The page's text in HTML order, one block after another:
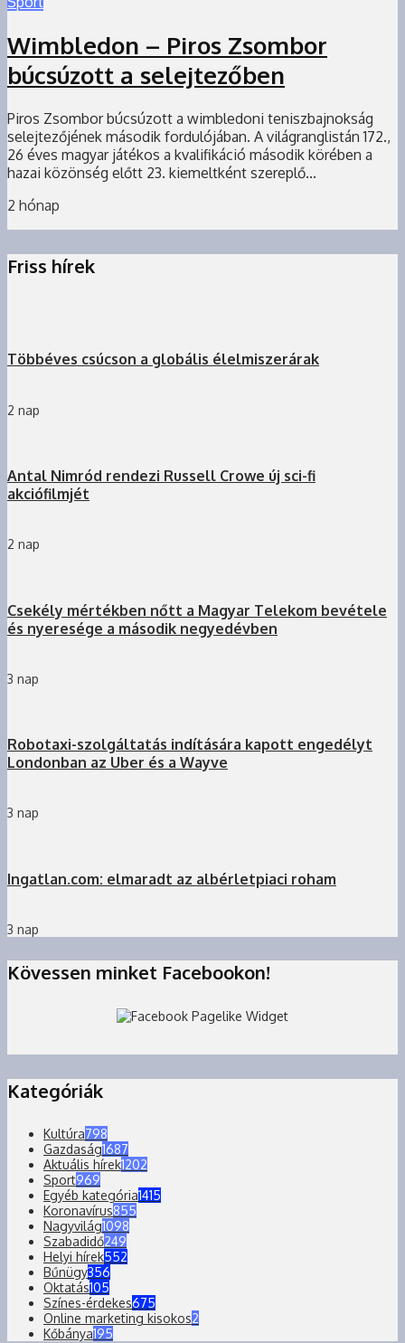
Wimbledon – Piros Zsombor
búcsúzott a selejtezőben
Piros Zsombor búcsúzott a wimbledoni teniszbajnokság
selejtezőjének második fordulójában. A világranglistán 172.,
26 éves magyar játékos a kvalifikáció második körében a
hazai közönség előtt 23. kiemeltként szereplő...
2 hónap
Friss hírek
Többéves csúcson a globális élelmiszerárak
2 nap
Antal Nimród rendezi Russell Crowe új sci-fi
akciófilmjét
2 nap
Csekély mértékben nőtt a Magyar Telekom bevétele
és nyeresége a második negyedévben
3 nap
Robotaxi-szolgáltatás indítására kapott engedélyt
Londonban az Uber és a Wayve
3 nap
Ingatlan.com: elmaradt az albérletpiaci roham
3 nap
Kövessen minket Facebookon!
Kategóriák
Kultúra798
Gazdaság1687
Aktuális hírek1202
Sport969
Egyéb kategória1415
Koronavírus855
Nagyvilág1098
Szabadidő249
Helyi hírek552
Bűnügy356
Oktatás105
Színes-érdekes675
Online marketing kisokos2
Kőbánya195